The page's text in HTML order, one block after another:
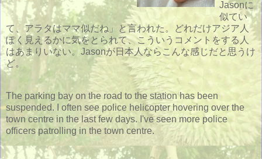
Jasonに
似てい
て、アラタはママ似だね」と言われた。どれだけアジア人
ぽく見えるかに気をとられて、こういうコメントをする人
はあまりいない。Jasonが日本人ならこんな感じだと思うけ
ど。
The parking bay on the road to the station has been
suspended. I often see police helicopter hovering over the
town centre in the last few days. I've seen more police
officers patrolling in the town centre.